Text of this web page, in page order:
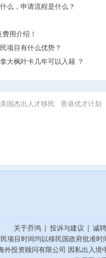
么，申请流程是什么？
用介绍！
项目有什么优势？
大枫叶卡几年可以入籍 ？
美国杰出人才移民 香港优才计划
关于乔鸿 | 投诉与建议 | 诚
项目时间均以移民国政府批准
投资顾问有限公司 因私出入